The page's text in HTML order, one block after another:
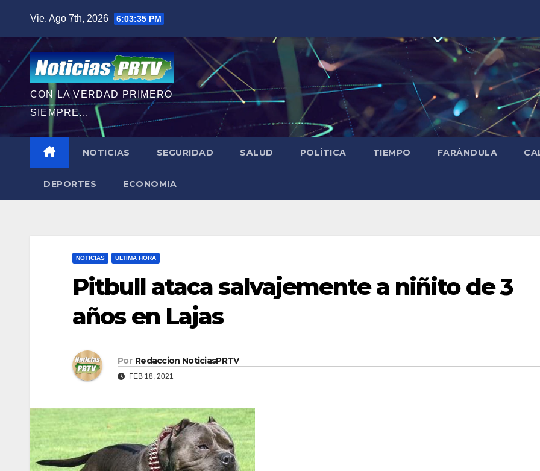
contenido
Vie. Ago 7th, 2026 6:03:37 PM
CON LA VERDAD PRIMERO
SIEMPRE...
NOTICIAS SEGURIDAD SALUD POLÍTICA TIEMPO FARÁNDULA
DEPORTES ECONOMIA
NOTICIAS ULTIMA HORA
Pitbull ataca salvajemente a niñito de 3
años en Lajas
Por Redaccion NoticiasPRTV
FEB 18, 2021